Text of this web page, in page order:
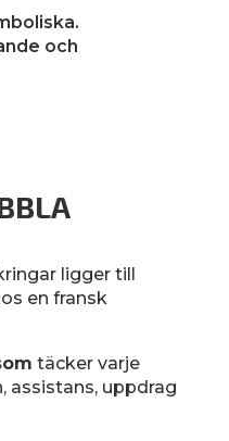
och
ligger till
en fransk
täcker varje
assistans, uppdrag